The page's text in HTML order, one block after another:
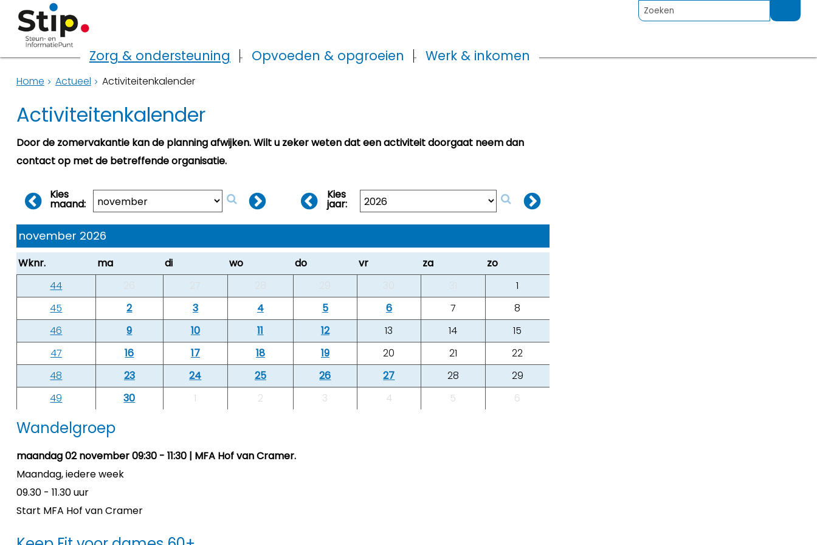
Zorg & ondersteuning Opvoeden & opgroeien Werk & inkomen
Home Actueel Activiteitenkalender
Activiteitenkalender
Door de zomervakantie kan de planning afwijken. Wilt u zeker weten dat een activiteit doorgaat neem dan
contact op met de betreffende organisatie.
Kies
maand:
Kies
jaar:
november 2026
Wknr. ma di wo do vr za
zo
44
26 27 28 29 30 31
1
45
2 3 4 5 6 7
8
46
9 10 11 12 13 14
15
47
16 17 18 19 20 21
22
48
23 24 25 26 27 28
29
49
30 1 2 3 4 5 6
Wandelgroep
maandag 02 november 09:30 - 11:30 | MFA Hof van Cramer.
Maandag, iedere week
09.30 - 11.30 uur
Start MFA Hof van Cramer